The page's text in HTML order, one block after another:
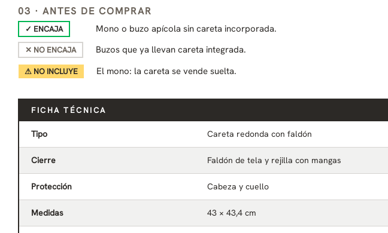
03 · ANTES DE COMPRAR
✓ ENCAJA Mono o buzo apícola sin careta incorporada.
✕ NO ENCAJA Buzos que ya llevan careta integrada.
⚠ NO INCLUYE El mono: la careta se vende suelta.
FICHA TÉCNICA
Tipo Careta redonda con faldón
Cierre Faldón de tela y rejilla con mangas
Protección Cabeza y cuello
Medidas 43 × 43,4 cm